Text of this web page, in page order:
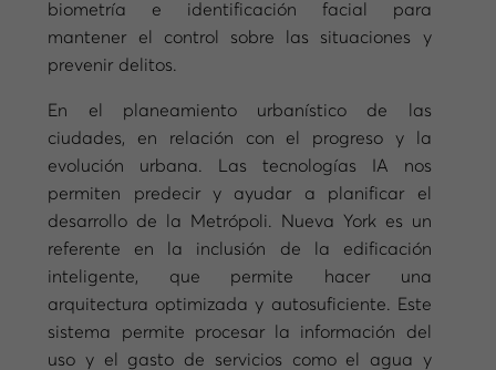
biometría e identificación facial para
mantener el control sobre las situaciones y
prevenir delitos.
En el planeamiento urbanístico de las
ciudades, en relación con el progreso y la
evolución urbana. Las tecnologías IA nos
permiten predecir y ayudar a planificar el
desarrollo de la Metrópoli. Nueva York es un
referente en la inclusión de la edificación
inteligente, que permite hacer una
arquitectura optimizada y autosuficiente. Este
sistema permite procesar la información del
uso y el gasto de servicios como el agua y